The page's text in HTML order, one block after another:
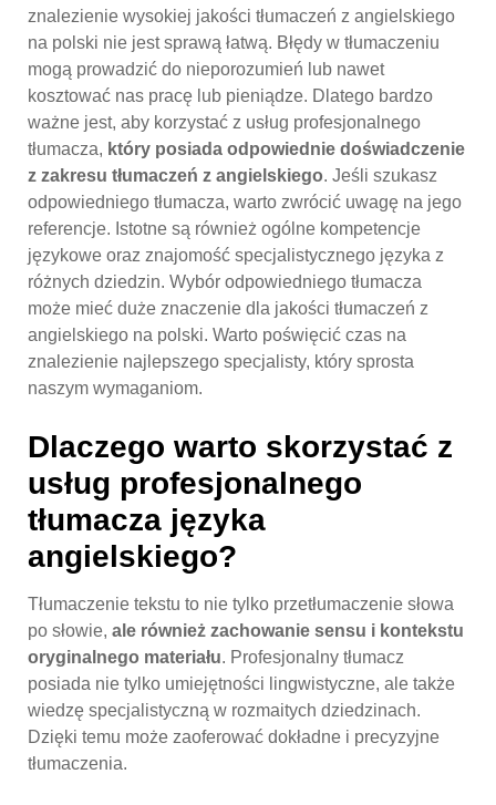
znalezienie wysokiej jakości tłumaczeń z angielskiego
na polski nie jest sprawą łatwą. Błędy w tłumaczeniu
mogą prowadzić do nieporozumień lub nawet
kosztować nas pracę lub pieniądze. Dlatego bardzo
ważne jest, aby korzystać z usług profesjonalnego
tłumacza, który posiada odpowiednie doświadczenie
z zakresu tłumaczeń z angielskiego. Jeśli szukasz
odpowiedniego tłumacza, warto zwrócić uwagę na jego
referencje. Istotne są również ogólne kompetencje
językowe oraz znajomość specjalistycznego języka z
różnych dziedzin. Wybór odpowiedniego tłumacza
może mieć duże znaczenie dla jakości tłumaczeń z
angielskiego na polski. Warto poświęcić czas na
znalezienie najlepszego specjalisty, który sprosta
naszym wymaganiom.
Dlaczego warto skorzystać z
usług profesjonalnego
tłumacza języka
angielskiego?
Tłumaczenie tekstu to nie tylko przetłumaczenie słowa
po słowie, ale również zachowanie sensu i kontekstu
oryginalnego materiału. Profesjonalny tłumacz
posiada nie tylko umiejętności lingwistyczne, ale także
wiedzę specjalistyczną w rozmaitych dziedzinach.
Dzięki temu może zaoferować dokładne i precyzyjne
tłumaczenia.